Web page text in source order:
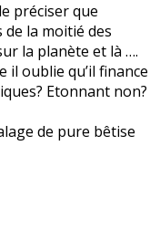
préciser que
de la moitié des
la planète et là ….
il oublie qu’il finance
Etonnant non?
de pure bêtise